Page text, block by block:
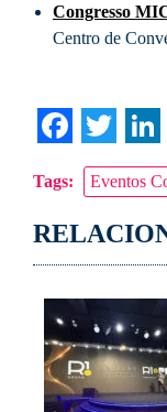
Congresso
Centro de
Tags: Eventos